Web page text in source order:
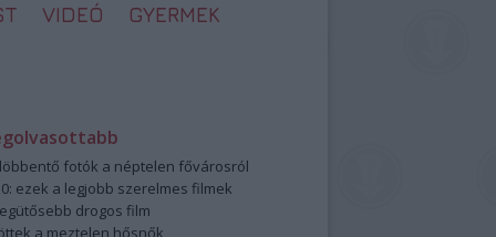
VIDEÓ GYERMEK
fotók a néptelen fővárosról
ezek a legjobb szerelmes filmek
drogos film
a meztelen hősnők